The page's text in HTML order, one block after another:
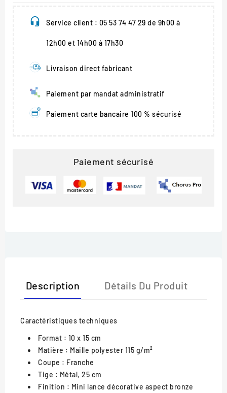
Service client : 05 53 74 47 29 de 9h00 à
12h00 et 14h00 à 17h30
Livraison direct fabricant
Paiement par mandat administratif
Paiement carte bancaire 100 % sécurisé
Paiement sécurisé
Description Détails Du Produit
Caractéristiques techniques
Format : 10 x 15 cm
Matière : Maille polyester 115 g/m²
Coupe : Franche
Tige : Métal, 25 cm
Finition : Mini lance décorative aspect bronze